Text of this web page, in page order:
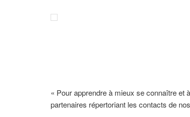
« Pour apprendre à mieux se connaître et
partenaires répertoriant les contacts de